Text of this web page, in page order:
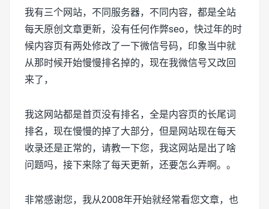
我有三个网站，不同服务器，不同内容，都是全站
每天原创文章更新，没有任何作弊seo，快过年的时
候内容页有两处修改了一下微信号码，印象当中就
从那时候开始慢慢排名掉的，现在我微信号又改回
来了，
我这网站都是首页没有排名，全是内容页的长尾词
排名，现在慢慢的掉了大部分，但是网站现在每天
收录还是正常的，请教一下您，我这网站是出了啥
问题吗，接下来除了每天更新，还要怎么弄啊。。
非常感谢您，我从2008年开始就经常看您文章，也